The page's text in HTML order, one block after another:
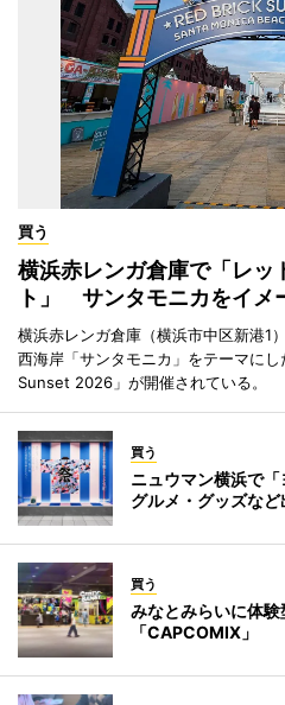
買う
横浜赤レンガ倉庫で「レッ
ト」 サンタモニカをイ
横浜赤レンガ倉庫（横浜市中区新港1
西海岸「サンタモニカ」をテーマに
Sunset 2026」が開催されている。
買う
ニュウマン横浜で
グルメ・グッズなど
買う
みなとみらいに体
「CAPCOMIX」